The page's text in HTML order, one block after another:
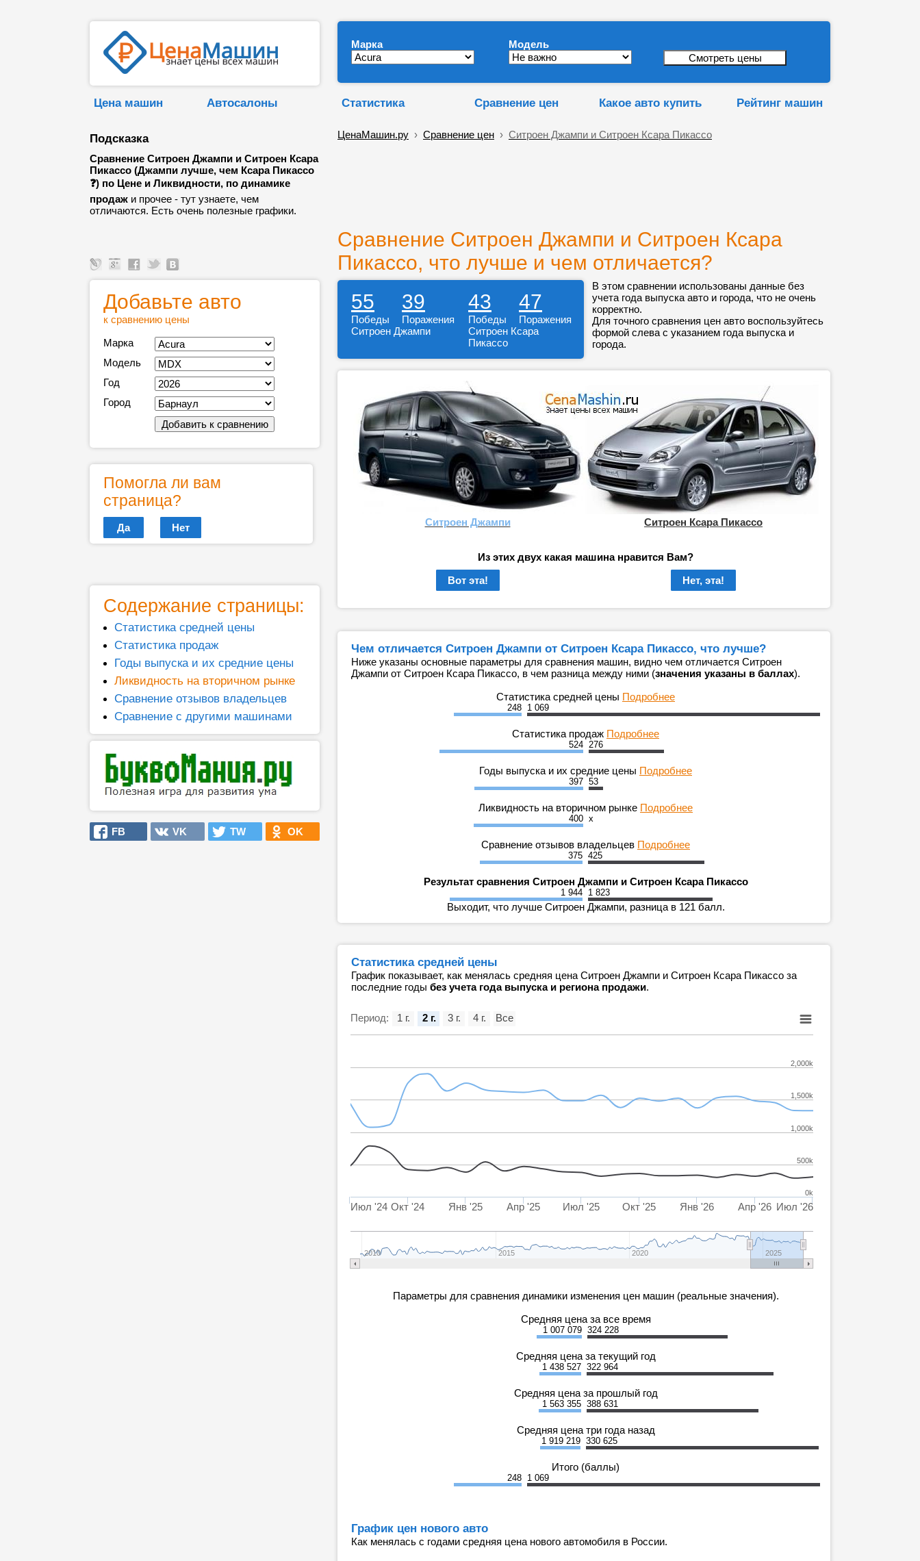
Марка Модель
Цена машин Автосалоны Статистика Сравнение цен Какое авто купить Рейтинг машин
Подсказка
Сравнение Ситроен Джампи и Ситроен Ксара
Пикассо (Джампи лучше, чем Ксара Пикассо
❓) по Цене и Ликвидности, по динамике
продаж и прочее - тут узнаете, чем
отличаются. Есть очень полезные графики.
ЦенаМашин.ру › Сравнение цен › Ситроен Джампи и Ситроен Ксара Пикассо
Сравнение Ситроен Джампи и Ситроен Ксара
Пикассо, что лучше и чем отличается?
Добавьте авто
к сравнению цены
Марка
Модель
Год
Город
Помогла ли вам
страница?
Да Нет
Содержание страницы:
Статистика средней цены
Статистика продаж
Годы выпуска и их средние цены
Ликвидность на вторичном рынке
Сравнение отзывов владельцев
Сравнение с другими машинами
FB VK TW OK
55 39 43 47
Победы Поражения Победы
Поражения
Ситроен Джампи
Ситроен Ксара
Пикассо
В этом сравнении использованы данные без
учета года выпуска авто и города, что не очень
корректно.
Для точного сравнения цен авто воспользуйтесь
формой слева с указанием года выпуска и
города.
Ситроен Джампи Ситроен Ксара Пикассо
Из этих двух какая машина нравится Вам?
Вот эта!
Нет, эта!
Чем отличается Ситроен Джампи от Ситроен Ксара Пикассо, что лучше?
Ниже указаны основные параметры для сравнения машин, видно чем отличается Ситроен
Джампи от Ситроен Ксара Пикассо, в чем разница между ними (значения указаны в баллах).
Статистика средней цены Подробнее
248 1 069
Статистика продаж Подробнее
524 276
Годы выпуска и их средние цены Подробнее
397 53
Ликвидность на вторичном рынке Подробнее
400 x
Сравнение отзывов владельцев Подробнее
375 425
Результат сравнения Ситроен Джампи и Ситроен Ксара Пикассо
1 944 1 823
Выходит, что лучше Ситроен Джампи, разница в 121 балл.
Статистика средней цены
График показывает, как менялась средняя цена Ситроен Джампи и Ситроен Ксара Пикассо за
последние годы без учета года выпуска и региона продажи.
Период:
Июл '24 Окт '24 Янв '25 Апр '25 Июл '25 Окт '25 Янв '26 Апр '26 Июл '26
2010 2015 2020 2025
0k
500k
1,000k
1,500k
2,000k
1 г. 2 г. 3 г. 4 г. Все
Параметры для сравнения динамики изменения цен машин (реальные значения).
Средняя цена за все время
1 007 079 324 228
Средняя цена за текущий год
1 438 527 322 964
Средняя цена за прошлый год
1 563 355 388 631
Средняя цена три года назад
1 919 219 330 625
Итого (баллы)
248 1 069
График цен нового авто
Как менялась с годами средняя цена нового автомобиля в России.